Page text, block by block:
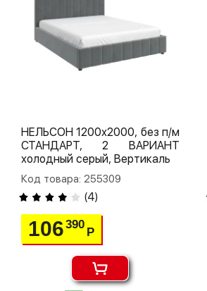
НЕЛЬСОН 1200х2000, без п/м
СТАНДАРТ, 2 ВАРИАНТ
холодный серый, Вертикаль
Код товара: 255309
(4)
106390
Р